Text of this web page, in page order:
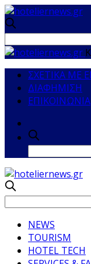
ΣΧΕΤΙΚΑ ΜΕ
ΔΙΑΦΗΜΙΣΗ
ΕΠΙΚΟΙΝΩΝΙΑ
NEWS
TOURISM
HOTEL TECH